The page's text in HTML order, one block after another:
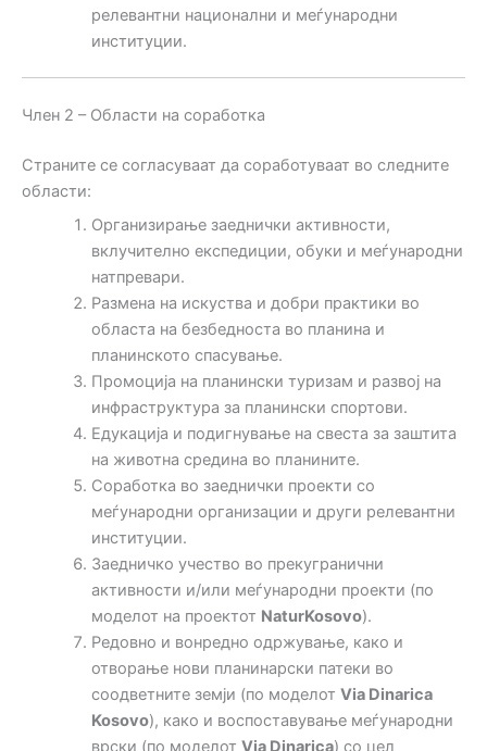
релевантни национални и меѓународни
институции.
Член 2 – Области на соработка
Страните се согласуваат да соработуваат во следните
области:
Организирање заеднички активности,
вклучително експедиции, обуки и меѓународни
натпревари.
Размена на искуства и добри практики во
областа на безбедноста во планина и
планинското спасување.
Промоција на планински туризам и развој на
инфраструктура за планински спортови.
Едукација и подигнување на свеста за заштита
на животна средина во планините.
Соработка во заеднички проекти со
меѓународни организации и други релевантни
институции.
Заедничко учество во прекугранични
активности и/или меѓународни проекти (по
моделот на проектот NaturKosovo).
Редовно и вонредно одржување, како и
отворање нови планинарски патеки во
соодветните земји (по моделот Via Dinarica
Kosovo), како и воспоставување меѓународни